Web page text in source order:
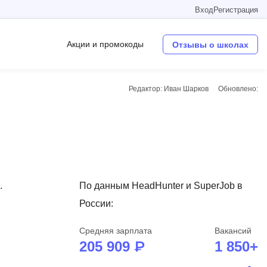
ВходРегистрация
Акции и промокоды Отзывы о школах
Редактор: Иван Шарков Обновлено:
По данным HeadHunter и SuperJob в
России:
Средняя зарплата
205 909 ₽
Вакансий
1 850+
Операционные системы
O
OSINT